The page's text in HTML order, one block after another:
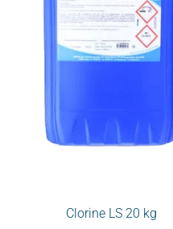
Clorine LS 20 kg